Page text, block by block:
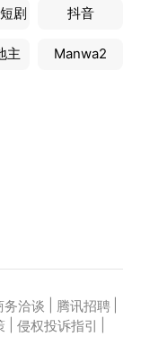
剧 抖音
主 Manwa2
务洽谈 腾讯招聘
侵权投诉指引